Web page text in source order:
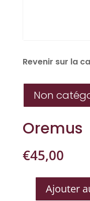
Revenir sur la
Non
Oremus
€45,00
QUANTITÉAjouter